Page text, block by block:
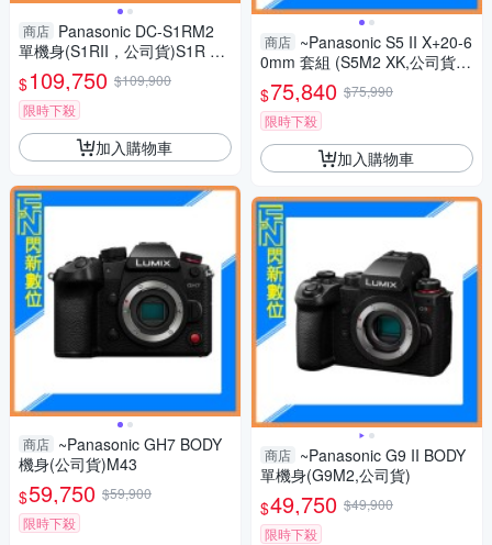
商店 Panasonic DC-S1RM2
單機身(S1RII，公司貨)S1R Ma
rk II S1R2
$109,750 $109,900
限時下殺
加入購物車
商店 ~Panasonic GH7 BODY
機身(公司貨)M43
$59,750 $59,900
限時下殺
商店 ~Panasonic S5 II X+20-6
0mm 套組 (S5M2 XK,公司貨)
S5IIXK
$75,840 $75,990
限時下殺
加入購物車
商店 ~Panasonic G9 II BODY
單機身(G9M2,公司貨)
$49,750 $49,900
限時下殺